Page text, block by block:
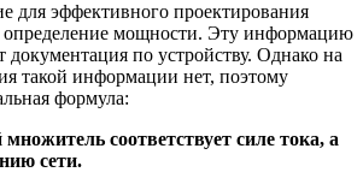
для эффективного проектирования
мощности. Эту информацию
документация по устройству. Однако на
такой информации нет, поэтому
формула:
соответствует силе тока, а
сети.